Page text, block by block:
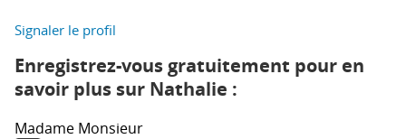
Signaler le profil
Enregistrez-vous gratuitement pour en
savoir plus sur Nathalie :
Madame Monsieur